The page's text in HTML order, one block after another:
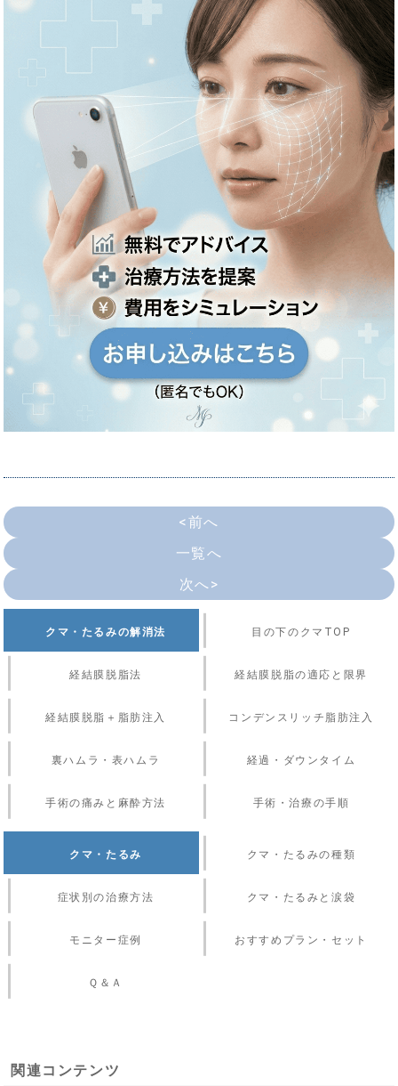
<前へ
一覧へ
次へ>
クマ・たるみの解消法 目の下のクマTOP
経結膜脱脂法 経結膜脱脂の適応と限界
経結膜脱脂＋脂肪注入 コンデンスリッチ脂肪注入
裏ハムラ・表ハムラ 経過・ダウンタイム
手術の痛みと麻酔方法 手術・治療の手順
クマ・たるみ クマ・たるみの種類
症状別の治療方法 クマ・たるみと涙袋
モニター症例 おすすめプラン・セット
Ｑ＆Ａ
関連コンテンツ